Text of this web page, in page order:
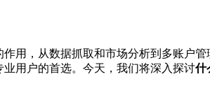
用，从数据抓取和市场分析到多账户
用户的首选。今天，我们将深入探讨什